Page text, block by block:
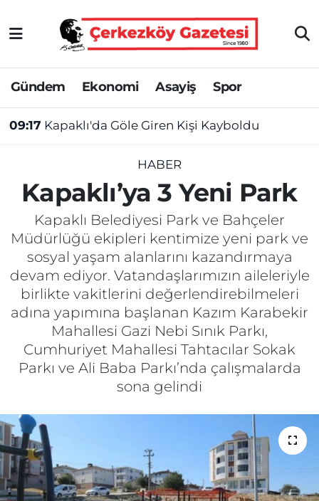
Gündem Ekonomi Asayiş Spor
09:17 Kapaklı'da Göle Giren Kişi Kayboldu
HABER
Kapaklı’ya 3 Yeni Park
Kapaklı Belediyesi Park ve Bahçeler
Müdürlüğü ekipleri kentimize yeni park ve
sosyal yaşam alanlarını kazandırmaya
devam ediyor. Vatandaşlarımızın aileleriyle
birlikte vakitlerini değerlendirebilmeleri
adına yapımına başlanan Kazım Karabekir
Mahallesi Gazi Nebi Sınık Parkı,
Cumhuriyet Mahallesi Tahtacılar Sokak
Parkı ve Ali Baba Parkı’nda çalışmalarda
sona gelindi
Asayiş
Ekonomi
Gündem
Kültür&Sanat
Manşet
SAĞLIK
Spor
Gizlilik Sözleşmesi
Künye
Topluluk Kuralları
Yayın İlkeleri
Tekirdağ Nöbetçi Eczaneler
Tekirdağ Hava Durumu
Tekirdağ Namaz Vakitleri
Tekirdağ Trafik Yoğunluk Haritası
Süper Lig Puan Durumu ve Fikstür
Tüm Manşetler
Son Dakika Haberleri
Haber Arşivi